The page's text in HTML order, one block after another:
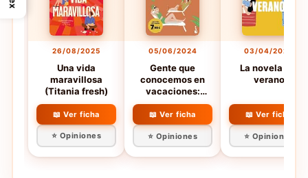
26/08/2025
Una vida
maravillosa
(Titania fresh)
📖 Ver ficha
⭐ Opiniones
05/06/2024
Gente que
conocemos en
vacaciones:
Edición limitada a
precio especial
(Colección
Especial)
📖 Ver ficha
⭐ Opiniones
03/04/2024
La novela del
verano
📖 Ver ficha
⭐ Opiniones